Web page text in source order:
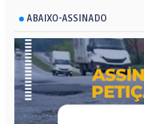
ABAIXO-ASSINADO